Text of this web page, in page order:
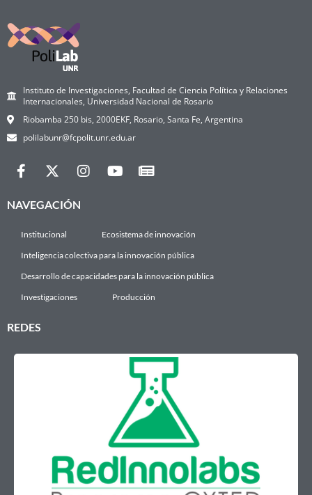
Instituto de Investigaciones, Facultad de Ciencia Política y Relaciones
Internacionales, Universidad Nacional de Rosario
Riobamba 250 bis, 2000EKF, Rosario, Santa Fe, Argentina
polilabunr@fcpolit.unr.edu.ar
NAVEGACIÓN
Institucional
Ecosistema de innovación
Inteligencia colectiva para la innovación pública
Desarrollo de capacidades para la innovación pública
Investigaciones
Producción
REDES